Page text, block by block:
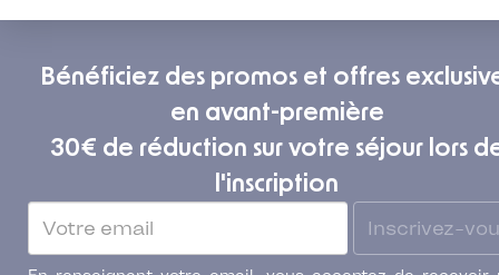
Bénéficiez des promos et offres
en avant-première
30€ de réduction sur votre séjour lors
l'inscription
Inscrivez-